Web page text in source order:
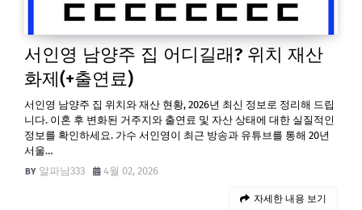
서인영 남양주 집 어디길래? 위치 재산
화제(+출연료)
서인영 남양주 집 위치와 재산 현황, 2026년 최신 정보로 정리해 드립
니다. 이혼 후 변화된 거주지와 출연료 및 자산 상태에 대한 실질적인
정보를 확인하세요. 가수 서인영이 최근 방송과 유튜브를 통해 20년
서울…
알파남333
4월 02, 2026
자세한 내용 보기